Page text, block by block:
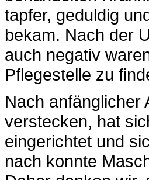
tapfer, geduldig
bekam. Nach der
auch negativ
Pflegestelle zu
Nach anfänglicher
verstecken, hat
eingerichtet und
nach konnte